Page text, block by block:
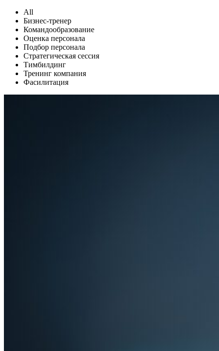
All
Бизнес-тренер
Командообразование
Оценка персонала
Подбор персонала
Стратегическая сессия
Тимбилдинг
Тренинг компания
Фасилитация